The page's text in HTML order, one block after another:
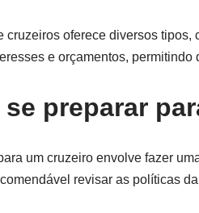
cruzeiros oferece diversos
e orçamentos,
se preparar
um cruzeiro envolve fazer
revisar as políticas